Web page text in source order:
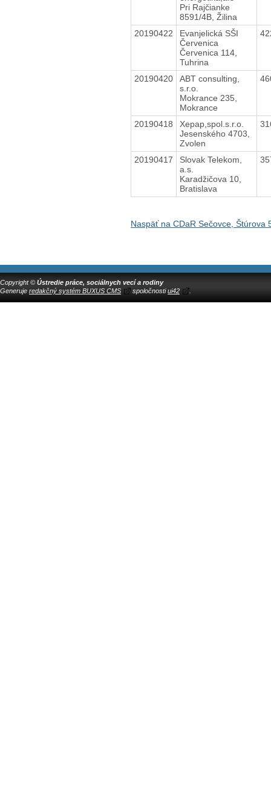
Pri Rajčianke
8591/4B, Žilina
20190422
Evanjelická SŠI
Červenica
Červenica 114,
Tuhrina
20190420
ABT consulting,
s.r.o.
Mokrance 235,
Mokrance
20190418
Xepap,spol.s.r.o.
Jesenského 4703,
Zvolen
20190417
Slovak Telekom,
a.s.
Karadžičova 10,
Bratislava
Naspäť na CDaR Sečovce, Štúrova
Copyright © Ústredie práce, sociálnych vecí a rodiny
Generuje redakčný systém BUXUS CMS spoločnostiui42